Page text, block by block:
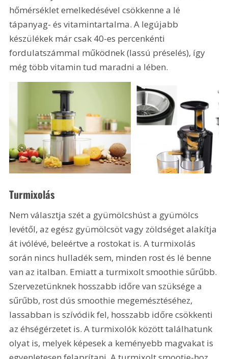
hőmérséklet emelkedésével csökkenne a lé
tápanyag- és vitamintartalma. A legújabb
készülékek már csak 40-es percenkénti
fordulatszámmal működnek (lassú préselés), így
még több vitamin tud maradni a lében.
Turmixolás
Nem választja szét a gyümölcshúst a gyümölcs
levétől, az egész gyümölcsöt vagy zöldséget alakítja
át ivólévé, beleértve a rostokat is. A turmixolás
során nincs hulladék sem, minden rost és lé benne
van az italban. Emiatt a turmixolt smoothie sűrűbb.
Szervezetünknek hosszabb időre van szüksége a
sűrűbb, rost dús smoothie megemésztéséhez,
lassabban is szívódik fel, hosszabb időre csökkenti
az éhségérzetet is. A turmixolók között találhatunk
olyat is, melyek képesek a keményebb magvakat is